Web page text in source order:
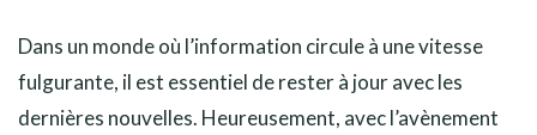
Dans un monde où l’information circule à une vitesse
fulgurante, il est essentiel de rester à jour avec les
dernières nouvelles. Heureusement, avec l’avènement